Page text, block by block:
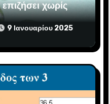
χωρίς
9 Ιανουαρίου 2025